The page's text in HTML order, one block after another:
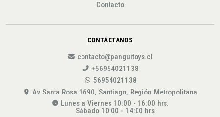
Contacto
CONTÁCTANOS
contacto@panguitoys.cl
+56954021138
56954021138
Av Santa Rosa 1690, Santiago, Región Metropolitana
Lunes a Viernes 10:00 - 16:00 hrs.
Sábado 10:00 - 14:00 hrs